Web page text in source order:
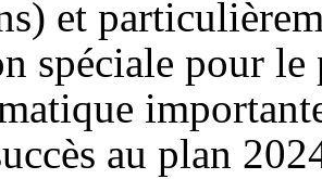
et
spéciale pour le
au plan